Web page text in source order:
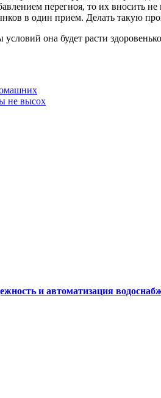
перегноя, то их вносить
в один прием. Делать такую
она будет расти
не высох
и автоматизация